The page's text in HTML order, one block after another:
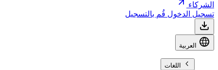
الشركاء
تسجيل الدخول قُم بالتسجيل
العربية
اللغات